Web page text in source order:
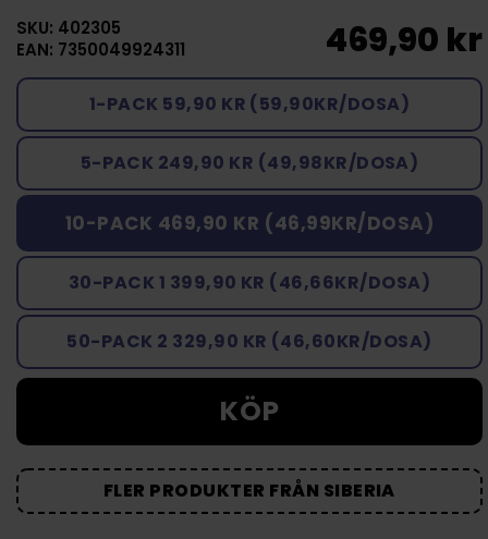
SKU: 402305
EAN: 7350049924311
469,90 kr
1-PACK 59,90 KR (59,90KR/DOSA)
5-PACK 249,90 KR (49,98KR/DOSA)
10-PACK 469,90 KR (46,99KR/DOSA)
30-PACK 1 399,90 KR (46,66KR/DOSA)
50-PACK 2 329,90 KR (46,60KR/DOSA)
KÖP
FLER PRODUKTER FRÅN SIBERIA